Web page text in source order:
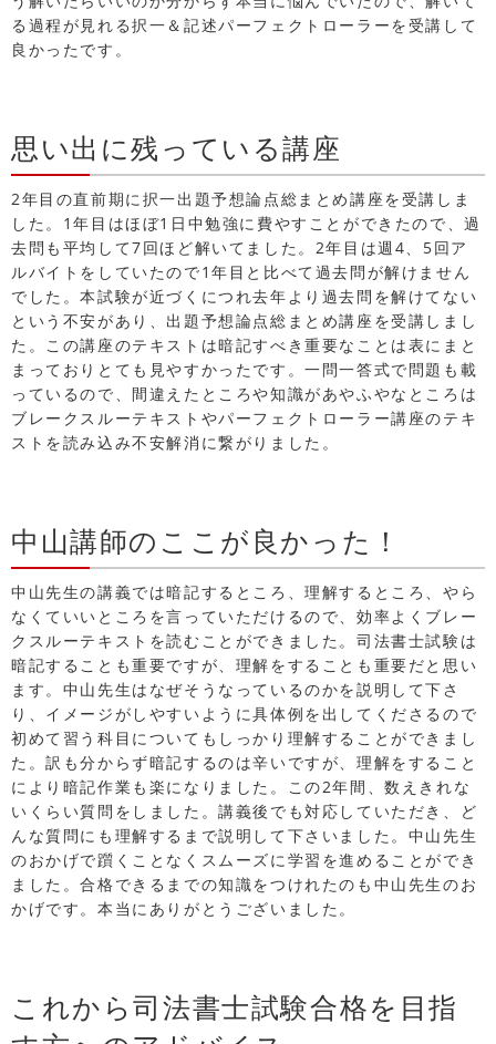
る過程が見れる択一＆記述パーフェクトローラーを受講して
良かったです。
思い出に残っている講座
2年目の直前期に択一出題予想論点総まとめ講座を受講しま
した。1年目はほぼ1日中勉強に費やすことができたので、過
去問も平均して7回ほど解いてました。2年目は週4、5回ア
ルバイトをしていたので1年目と比べて過去問が解けません
でした。本試験が近づくにつれ去年より過去問を解けてない
という不安があり、出題予想論点総まとめ講座を受講しまし
た。この講座のテキストは暗記すべき重要なことは表にまと
まっておりとても見やすかったです。一問一答式で問題も載
っているので、間違えたところや知識があやふやなところは
ブレークスルーテキストやパーフェクトローラー講座のテキ
ストを読み込み不安解消に繋がりました。
中山講師のここが良かった！
中山先生の講義では暗記するところ、理解するところ、やら
なくていいところを言っていただけるので、効率よくブレー
クスルーテキストを読むことができました。司法書士試験は
暗記することも重要ですが、理解をすることも重要だと思い
ます。中山先生はなぜそうなっているのかを説明して下さ
り、イメージがしやすいように具体例を出してくださるので
初めて習う科目についてもしっかり理解することができまし
た。訳も分からず暗記するのは辛いですが、理解をすること
により暗記作業も楽になりました。この2年間、数えきれな
いくらい質問をしました。講義後でも対応していただき、ど
んな質問にも理解するまで説明して下さいました。中山先生
のおかげで躓くことなくスムーズに学習を進めることができ
ました。合格できるまでの知識をつけれたのも中山先生のお
かげです。本当にありがとうございました。
これから司法書士試験合格を目指